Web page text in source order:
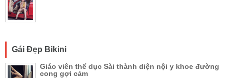
Gái Đẹp Bikini
Giáo viên thể dục Sài thành diện nội y khoe đường
cong gợi cảm